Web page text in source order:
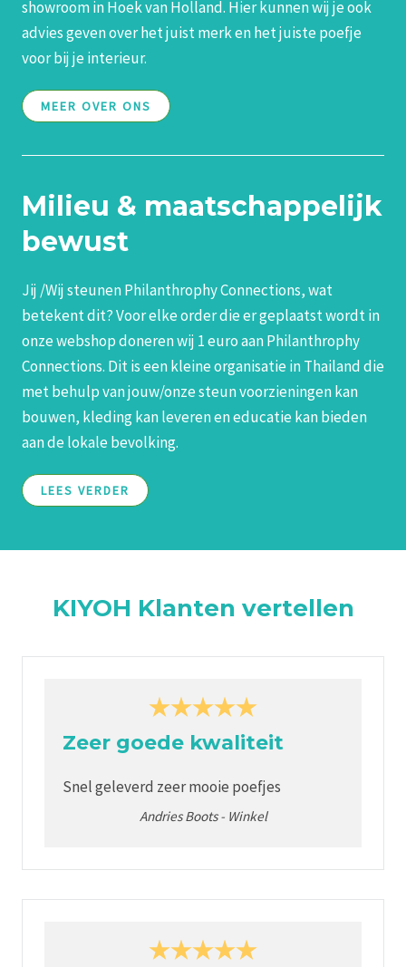
showroom in Hoek van Holland. Hier kunnen wij je ook
advies geven over het juist merk en het juiste poefje
voor bij je interieur.
MEER OVER ONS
Milieu & maatschappelijk
bewust
Jij /Wij steunenPhilanthrophy Connections,wat
betekent dit? Voor elke order die er geplaatst wordt in
onze webshop doneren wij 1 euro aanPhilanthrophy
Connections. Dit is een kleine organisatie in Thailand die
met behulp van jouw/onze steun voorzieningen kan
bouwen, kleding kan leveren en educatie kan bieden
aan de lokale bevolking.
LEES VERDER
KIYOH Klanten vertellen
Zeer goede kwaliteit
Snel geleverd zeer mooie poefjes
Andries Boots - Winkel